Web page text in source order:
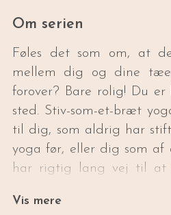
Om serien
Føles det som om, at
mellem dig og dine
forover? Bare rolig! Du
sted. Stiv-som-et-bræt
til dig, som aldrig har
yoga før, eller dig som af
har rigtig lang vej til
som både styrker og
Vis mere